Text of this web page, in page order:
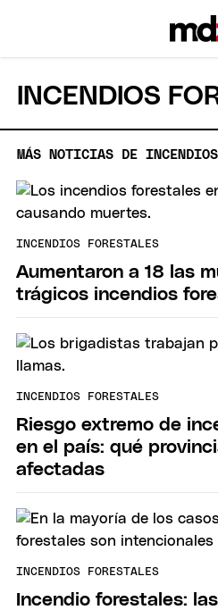
INCENDIOS
MÁS NOTICIAS DE
INCENDIOS FORESTALES
Aumentaron a 18 las
trágicos incendios
INCENDIOS FORESTALES
Riesgo extremo de
en el país: qué
afectadas
INCENDIOS FORESTALES
Incendio forestales: